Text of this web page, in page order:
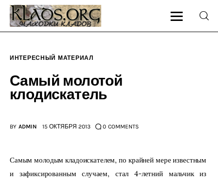
О блоге
ИНТЕРЕСНЫЙ МАТЕРИАЛ
Самый молотой
клодискатель
BY ADMIN 15 ОКТЯБРЯ 2013 0 COMMENTS
Самым молодым кладоискателем, по крайней мере известным
и зафиксированным случаем, стал 4-летний мальчик из